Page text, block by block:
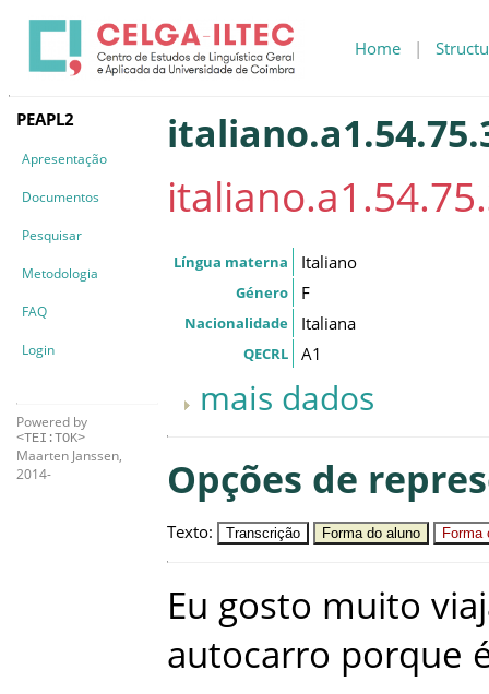
Home |
PEAPL2
Apresentação
Documentos
Pesquisar
Metodologia
FAQ
Login
Powered by
<TEI:TOK>
Maarten Janssen,
2014-
Língua materna Italiano
Género F
Nacionalidade Italiana
QECRL A1
mais dados
Opções de
Texto: Transcrição Forma do aluno Forma
Eu gosto muito
autocarro porque